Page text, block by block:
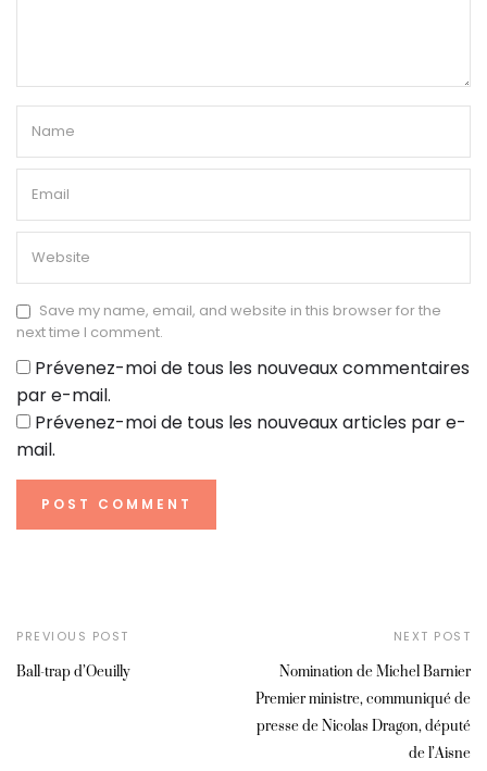
Save my name, email, and website in this browser for the
next time I comment.
Prévenez-moi de tous les nouveaux commentaires
par e-mail.
Prévenez-moi de tous les nouveaux articles par e-
mail.
PREVIOUS POST
Ball-trap d’Oeuilly
NEXT POST
Nomination de Michel Barnier
Premier ministre, communiqué de
presse de Nicolas Dragon, député
de l’Aisne